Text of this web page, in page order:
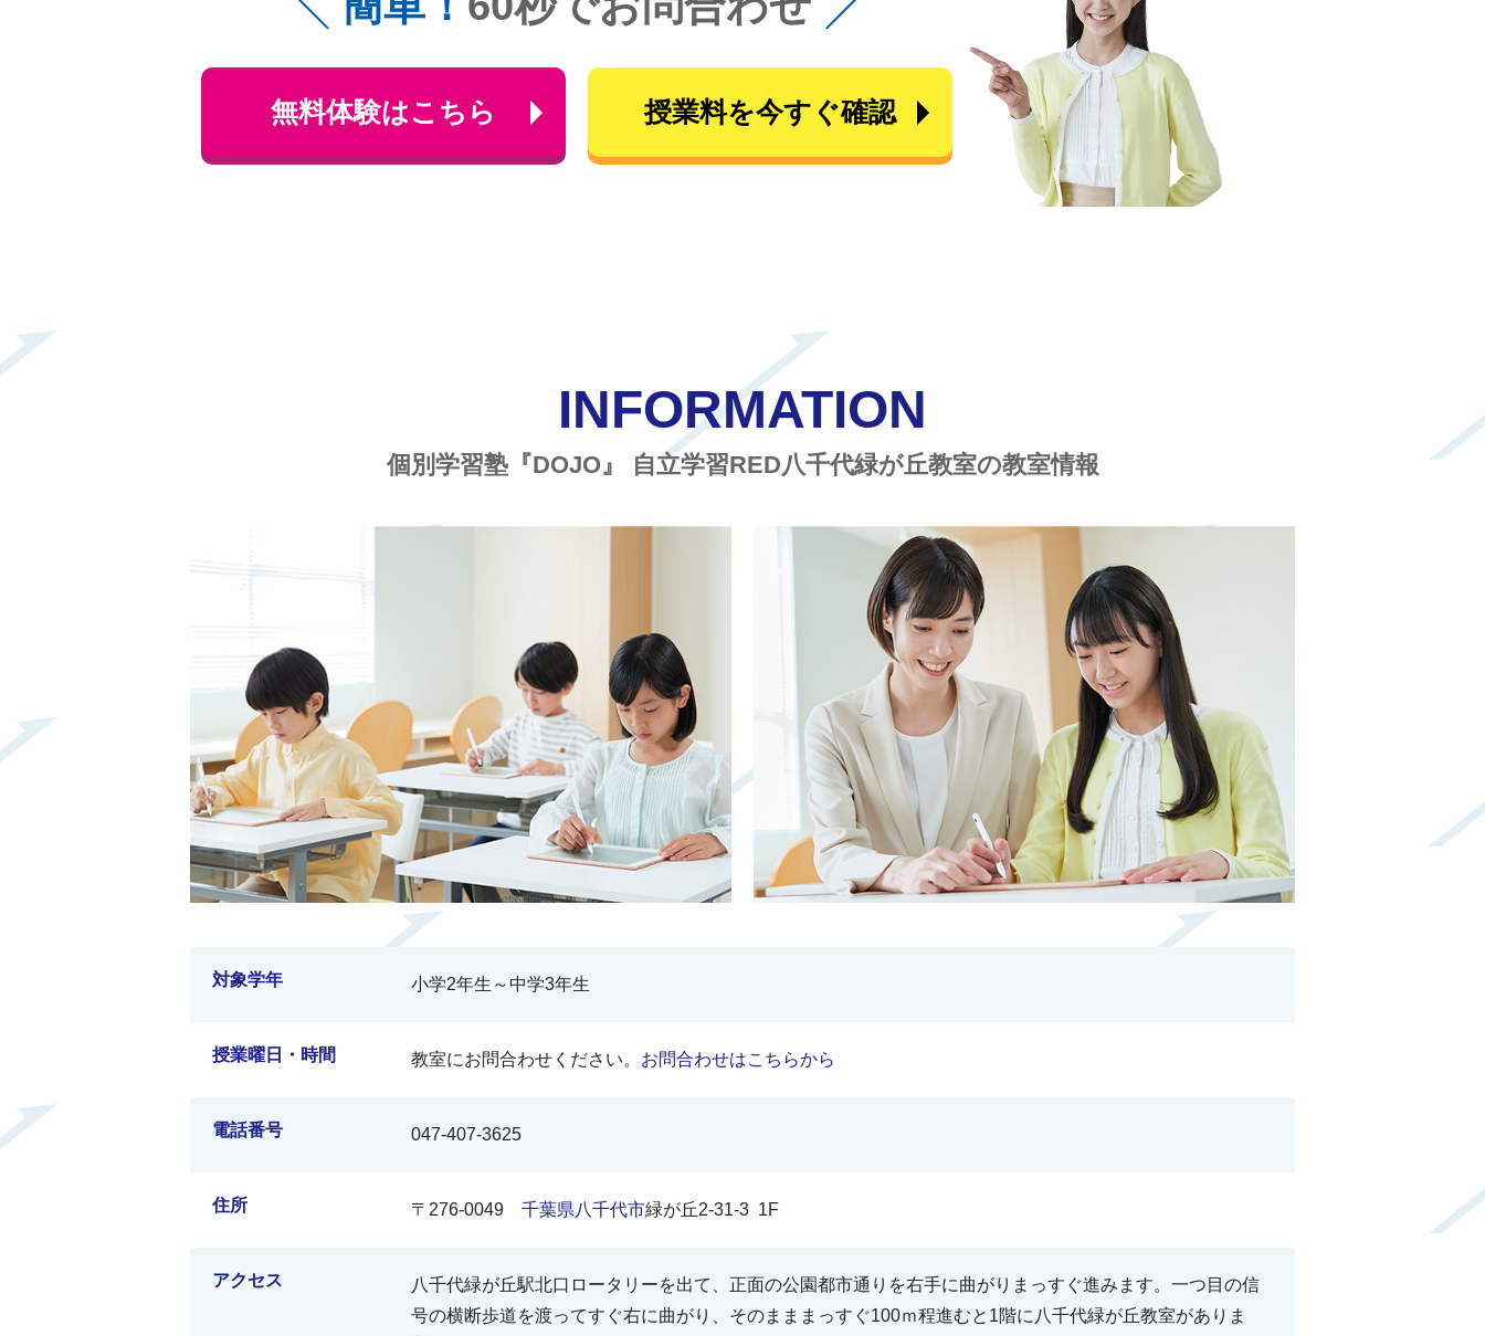
無料体験はこちら 授業料を今すぐ確認
INFORMATION
個別学習塾『DOJO』 自立学習RED八千代緑が丘教室の教室情報
対象学年 小学2年生～中学3年生
授業曜日・時間 教室にお問合わせください。 お問合わせはこちらから
電話番号 047-407-3625
住所 〒276-0049 千葉県八千代市緑が丘2-31-3 1F
アクセス
八千代緑が丘駅北口ロータリーを出て、正面の公園都市通りを右手に曲がりまっすぐ進みます。一つ目の信
号の横断歩道を渡ってすぐ右に曲がり、そのまままっすぐ100ｍ程進むと1階に八千代緑が丘教室がありま